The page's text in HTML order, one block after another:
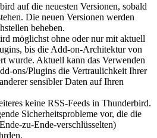
auf die neuesten Versionen, sobald
Die neuen Versionen werden
beheben.
möglichst ohne oder nur mit aktuell
bis die Add-on-Architektur von
wurde. Aktuell kann das Verwenden
ons/Plugins die Vertraulichkeit Ihrer
sensibler Daten auf Ihren
keine RSS-Feeds in Thunderbird.
Sicherheitsprobleme vor, die die
zu-Ende-verschlüsselten)